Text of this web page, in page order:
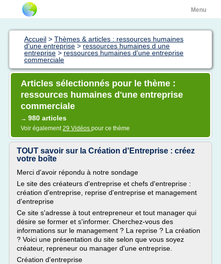
Menu
Accueil > Thèmes & articles : ressources humaines
d'une entreprise > ressources humaines d une
entreprise > ressources humaines d'une entreprise
commerciale
Articles sélectionnés pour le thème :
ressources humaines d'une entreprise
commerciale
→ 980 articles
Voir également29 Vidéos pour ce thème
TOUT savoir sur la Création d'Entreprise : créez
votre boîte
Merci d'avoir répondu à notre sondage
Le site des créateurs d'entreprise et chefs d'entreprise :
création d'entreprise, reprise d'entreprise et management
d'entreprise
Ce site s'adresse à tout entrepreneur et tout manager qui
désire se former et s'informer. Cherchez-vous des
informations sur le management ? La reprise ? La création
? Voici une présentation du site selon que vous soyez
créateur, repreneur ou manager d'une entreprise.
Création d'entreprise